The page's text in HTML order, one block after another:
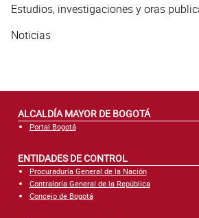
Estudios, investigaciones y oras
Noticias
ALCALDÍA MAYOR DE BOGOTÁ
Portal Bogotá
ENTIDADES DE CONTROL
Procuraduría General de la Nación
Contraloría General de la República
Concejo de Bogotá